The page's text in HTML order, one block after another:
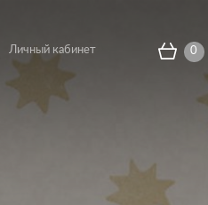
Личный кабинет 0